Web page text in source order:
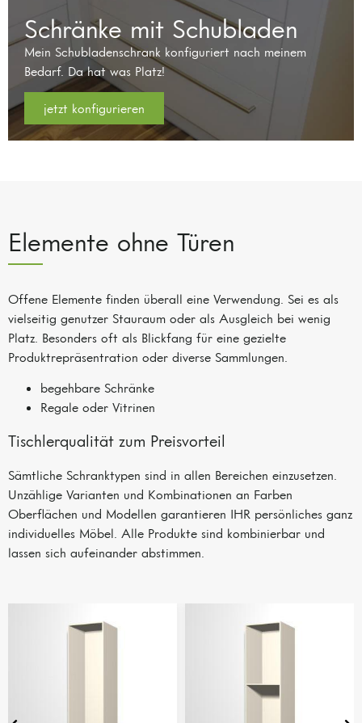
Schränke mit Schubladen
Mein Schubladenschrank konfiguriert nach meinem
Bedarf. Da hat was Platz!
jetzt konfigurieren
Elemente ohne Türen
Offene Elemente finden überall eine Verwendung. Sei es als
vielseitig genutzer Stauraum oder als Ausgleich bei wenig
Platz. Besonders oft als Blickfang für eine gezielte
Produktrepräsentration oder diverse Sammlungen.
begehbare Schränke
Regale oder Vitrinen
Tischlerqualität zum Preisvorteil
Sämtliche Schranktypen sind in allen Bereichen einzusetzen.
Unzählige Varianten und Kombinationen an Farben
Oberflächen und Modellen garantieren IHR persönliches ganz
individuelles Möbel. Alle Produkte sind kombinierbar und
lassen sich aufeinander abstimmen.